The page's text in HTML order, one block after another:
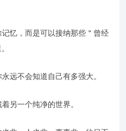
忆，而是可以接纳那些＂曾经
远不会知道自己有多强大。
另一个纯净的世界。